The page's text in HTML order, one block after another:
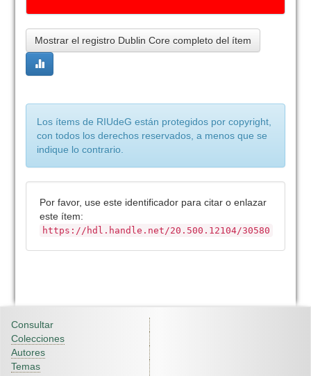
Mostrar el registro Dublin Core completo del ítem
Los ítems de RIUdeG están protegidos por copyright,
con todos los derechos reservados, a menos que se
indique lo contrario.
Por favor, use este identificador para citar o enlazar
este ítem:
https://hdl.handle.net/20.500.12104/30580
Consultar
Colecciones
Autores
Temas